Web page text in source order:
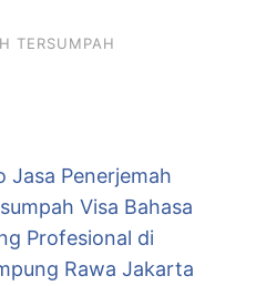
TERSUMPAH
Jasa Penerjemah
Visa Bahasa
Profesional di
Rawa Jakarta